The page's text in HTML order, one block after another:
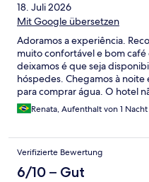
18. Juli 2026
Mit Google übersetzen
Adoramos a experiência.
muito confortável e bom café
deixamos é que seja
hóspedes. Chegamos à
para comprar água. O hotel
Renata, Aufenthalt von 1 Nacht
Verifizierte Bewertung
6/10 – Gut